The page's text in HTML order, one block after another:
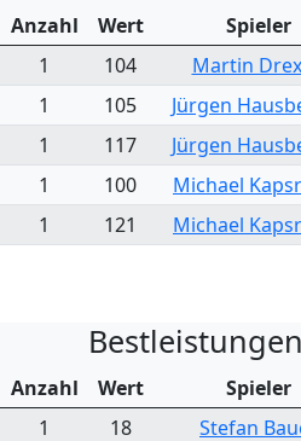
Anzahl Wert Spieler
1
104 Martin
1
105 Jürgen
1
117 Jürgen
1
100 Michael
1
121 Michael
Anzahl Wert Spieler
1
18 Stefan